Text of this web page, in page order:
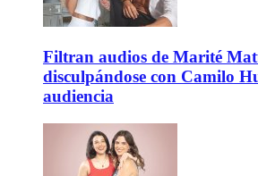
Filtran audios de Marité
disculpándose con Camilo
audiencia